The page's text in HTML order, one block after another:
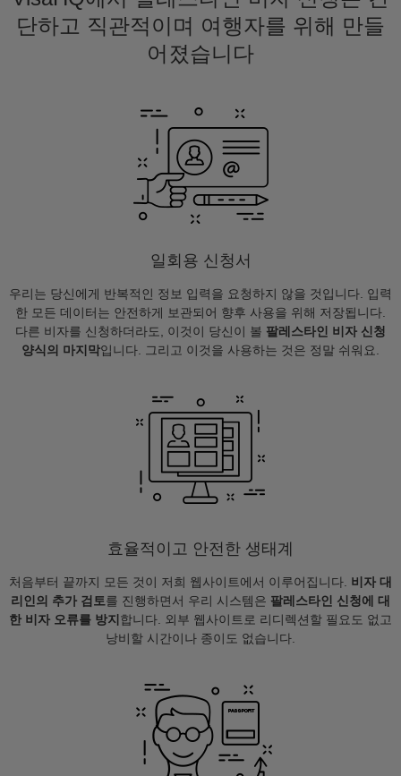
단하고 직관적이며 여행자를 위해 만들
어졌습니다
일회용 신청서
우리는 당신에게 반복적인 정보 입력을 요청하지 않을 것입니다. 입력
한 모든 데이터는 안전하게 보관되어 향후 사용을 위해 저장됩니다.
다른 비자를 신청하더라도, 이것이 당신이 볼 팔레스타인 비자 신청
양식의 마지막입니다. 그리고 이것을 사용하는 것은 정말 쉬워요.
효율적이고 안전한 생태계
처음부터 끝까지 모든 것이 저희 웹사이트에서 이루어집니다. 비자 대
리인의 추가 검토를 진행하면서 우리 시스템은 팔레스타인 신청에 대
한 비자 오류를 방지 합니다. 외부 웹사이트로 리디렉션할 필요도 없고
낭비할 시간이나 종이도 없습니다.